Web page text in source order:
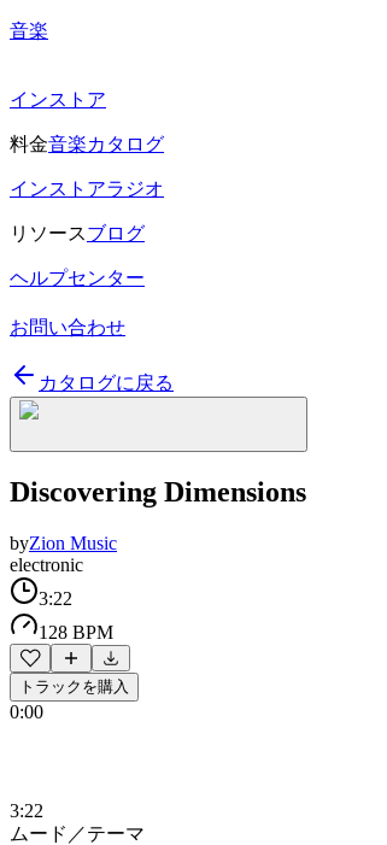
音楽
インストア
料金音楽カタログ
インストアラジオ
リソースブログ
ヘルプセンター
お問い合わせ
カタログに戻る
Discovering Dimensions
byZion Music
electronic
3:22
128 BPM
トラックを購入
0:00
3:22
ムード／テーマ